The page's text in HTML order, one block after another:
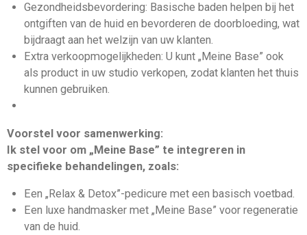
Gezondheidsbevordering: Basische baden helpen bij het
ontgiften van de huid en bevorderen de doorbloeding, wat
bijdraagt aan het welzijn van uw klanten.
Extra verkoopmogelijkheden: U kunt „Meine Base” ook
als product in uw studio verkopen, zodat klanten het thuis
kunnen gebruiken.
Voorstel voor samenwerking:
Ik stel voor om „Meine Base” te integreren in
specifieke behandelingen, zoals:
Een „Relax & Detox”-pedicure met een basisch voetbad.
Een luxe handmasker met „Meine Base” voor regeneratie
van de huid.